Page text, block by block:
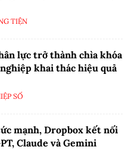
TIỆN
lực trở thành chìa khóa
khai thác hiệu quả
SỐ
mạnh, Dropbox kết nối
Claude và Gemini